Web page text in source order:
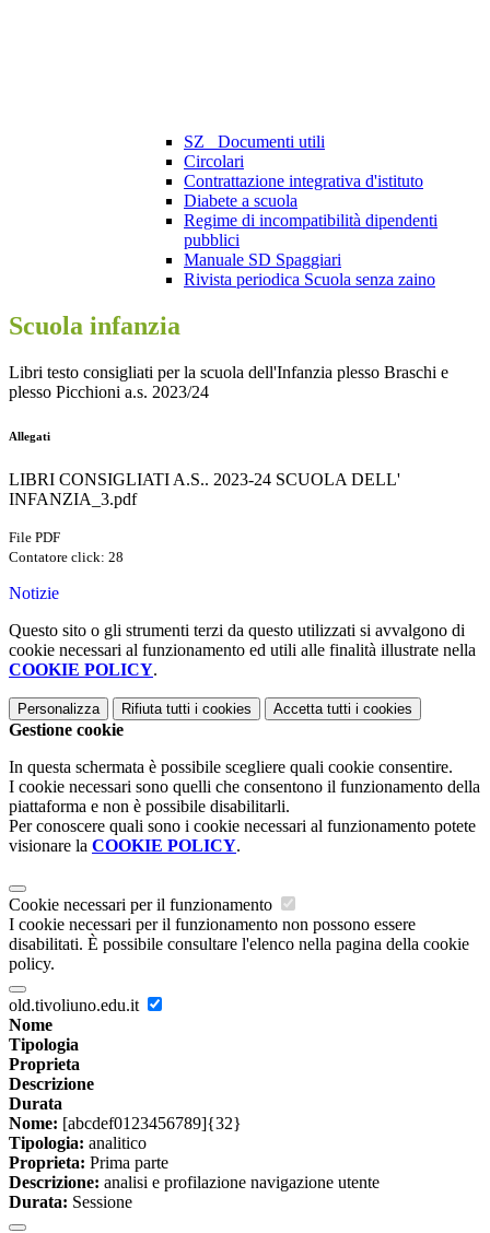
SZ_ Documenti utili
Circolari
Contrattazione integrativa d'istituto
Diabete a scuola
Regime di incompatibilità dipendenti
pubblici
Manuale SD Spaggiari
Rivista periodica Scuola senza zaino
Scuola infanzia
Libri testo consigliati per la scuola dell'Infanzia plesso Braschi e
plesso Picchioni a.s. 2023/24
Allegati
LIBRI CONSIGLIATI A.S.. 2023-24 SCUOLA DELL'
INFANZIA_3.pdf
File PDF
Contatore click: 28
Notizie
Questo sito o gli strumenti terzi da questo utilizzati si avvalgono di
cookie necessari al funzionamento ed utili alle finalità illustrate nella
COOKIE POLICY.
Personalizza Rifiuta tutti i cookies Accetta tutti i cookies
Gestione cookie
In questa schermata è possibile scegliere quali cookie consentire.
I cookie necessari sono quelli che consentono il funzionamento della
piattaforma e non è possibile disabilitarli.
Per conoscere quali sono i cookie necessari al funzionamento potete
visionare la COOKIE POLICY.
Cookie necessari per il funzionamento
I cookie necessari per il funzionamento non possono essere
disabilitati. È possibile consultare l'elenco nella pagina della cookie
policy.
old.tivoliuno.edu.it
Nome
Tipologia
Proprieta
Descrizione
Durata
Nome: [abcdef0123456789]{32}
Tipologia: analitico
Proprieta: Prima parte
Descrizione: analisi e profilazione navigazione utente
Durata: Sessione